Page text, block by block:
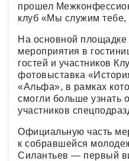
прошел
клуб «Мы служим тебе,
На основной площадке
мероприятия в
гостей и участников
фотовыставка
«Альфа», в рамках
смогли больше узнать
участников
Официальную часть
к собравшейся
Силантьев — первый